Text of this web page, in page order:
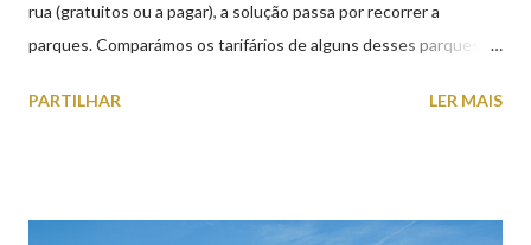
rua (gratuitos ou a pagar), a solução passa por recorrer a
parques. Comparámos os tarifários de alguns desses parques de
subterrâneos) perto do centro da cidade (entenda-se por
PARTILHAR LER MAIS